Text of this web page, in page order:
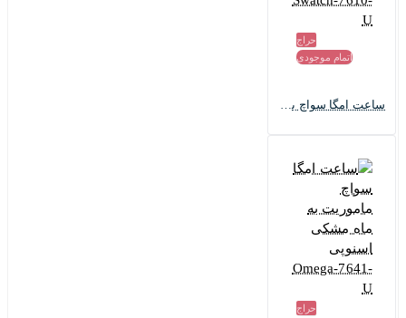
حراج
اتمام موجودی
ساعت امگا سواچ بند رابر ماموریت به ماه طوسی مشکی Swatch-7610-U
حراج